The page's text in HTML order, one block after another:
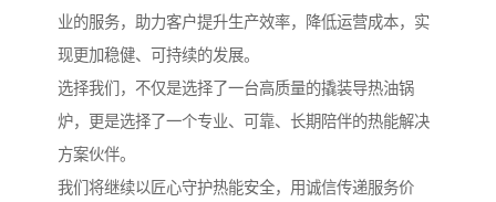
业的服务，助力客户提升生产效率，降低运营成本，实
现更加稳健、可持续的发展。
选择我们，不仅是选择了一台高质量的撬装导热油锅
炉，更是选择了一个专业、可靠、长期陪伴的热能解决
方案伙伴。
我们将继续以匠心守护热能安全，用诚信传递服务价